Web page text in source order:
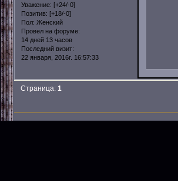
Уважение: [+24/-0]
Позитив: [+18/-0]
Пол: Женский
Провел на форуме:
14 дней 13 часов
Последний визит:
22 января, 2016г. 16:57:33
Страница:1